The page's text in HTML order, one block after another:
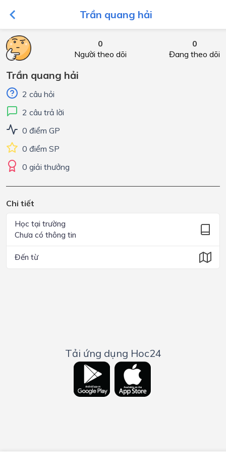
Trần quang hải
0
Người theo dõi
0
Đang theo dõi
Trần quang hải
2 câu hỏi
2 câu trả lời
0 điểm GP
0 điểm SP
0 giải thưởng
Chi tiết
Học tại trường
Chưa có thông tin
Đến từ
Tải ứng dụng Hoc24